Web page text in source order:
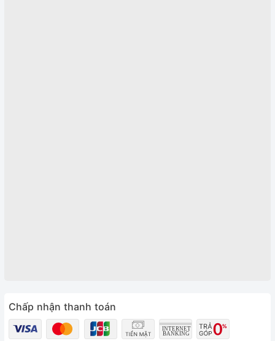
Chấp nhận thanh toán